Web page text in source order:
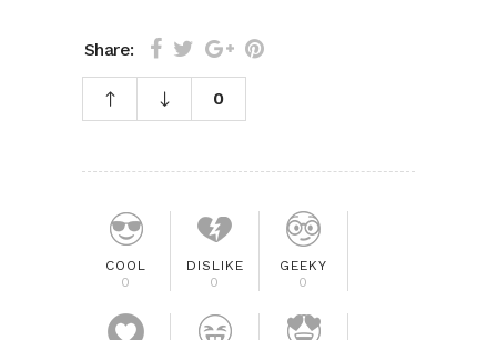
Share:
0
COOL
0
DISLIKE
0
GEEKY
0